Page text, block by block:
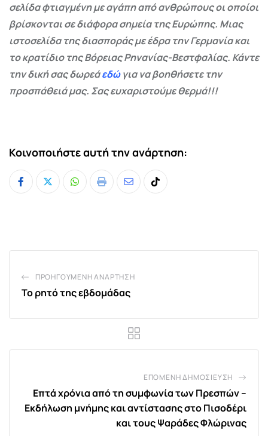
σελίδα φτιαγμένη με αγάπη από ανθρώπους οι οποίοι
βρίσκονται σε διάφορα σημεία της Ευρώπης. Μιας
ιστοσελίδα της διασποράς με έδρα την Γερμανία και
το κρατίδιο της Βόρειας Ρηνανίας-Βεστφαλίας. Κάντε
την δική σας δωρεάεδώγια να βοηθήσετε την
προσπάθειά μας. Σας ευχαριστούμε θερμά!!!
Κοινοποιήστε αυτή την ανάρτηση:
Whatsapp
Print
ShareTiktok
ΠΡΟΗΓΟΎΜΕΝΗ ΑΝΆΡΤΗΣΗ
Το ρητό της εβδομάδας
ΕΠΌΜΕΝΗ ΔΗΜΟΣΊΕΥΣΗ
Επτά χρόνια από τη συμφωνία των Πρεσπών –
Εκδήλωση μνήμης και αντίστασης στο Πισοδέρι
και τους Ψαράδες Φλώρινας